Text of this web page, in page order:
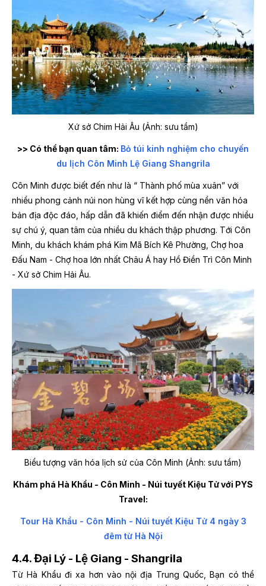
Xứ sở Chim Hải Âu (Ảnh: sưu tầm)
>> Có thể bạn quan tâm: Bỏ túi kinh nghiệm cho chuyến
du lịch Côn Minh Lệ Giang Shangrila
Côn Minh được biết đến như là “ Thành phố mùa xuân” với
nhiều phong cảnh núi non hùng vĩ kết hợp cùng nền văn hóa
bản địa độc đáo, hấp dẫn đã khiến điểm đến nhận được nhiều
sự chú ý, quan tâm của nhiều du khách thập phương. Tới Côn
Minh, du khách khám phá Kim Mã Bích Kê Phường, Chợ hoa
Đấu Nam - Chợ hoa lớn nhất Châu Á hay Hồ Điền Trì Côn Minh
- Xứ sở Chim Hải Âu.
Biểu tượng văn hóa lịch sử của Côn Minh (Ảnh: sưu tầm)
Khám phá Hà Khẩu - Côn Minh - Núi tuyết Kiệu Tử với PYS
Travel:
Tour Hà Khẩu - Côn Minh - Núi tuyết Kiệu Tử 4 ngày 3
đêm từ Hà Nội
4.4. Đại Lý - Lệ Giang - Shangrila
Từ Hà Khẩu đi xa hơn vào nội địa Trung Quốc, Bạn có thể